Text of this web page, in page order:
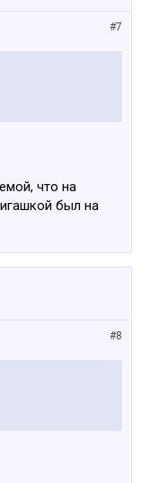
#7
что на
был на
#8